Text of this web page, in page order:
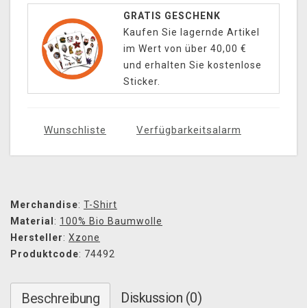
GRATIS GESCHENK
Kaufen Sie lagernde Artikel
im Wert von über 40,00 €
und erhalten Sie kostenlose
Sticker.
Wunschliste Verfügbarkeitsalarm
Merchandise: T-Shirt
Material : 100% Bio Baumwolle
Hersteller: Xzone
Produktcode: 74492
Beschreibung Diskussion (0)